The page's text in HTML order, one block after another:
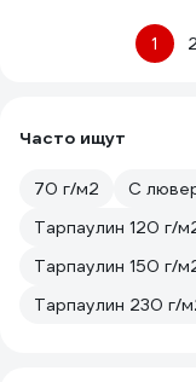
1 2
Часто ищут
70 г/м2 С
Тарпаулин 120 г/
Тарпаулин 150 г/
Тарпаулин 230 г/